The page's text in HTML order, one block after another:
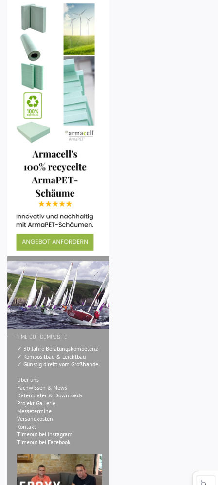
TIME OUT COMPOSITE
✓ 30 Jahre Beratungskompetenz
✓ Kompositbau & Leichtbau
✓ Günstig direkt vom Großhandel
Über uns
Fachwissen & News
Datenbläter & Downloads
Projekt Gallerie
Messetermine
Versandkosten
Kontakt
Timeout bei Instagram
Timeout bei Facebook